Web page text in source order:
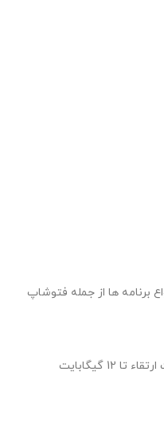
برنامه ها از جمله فتوشاپ